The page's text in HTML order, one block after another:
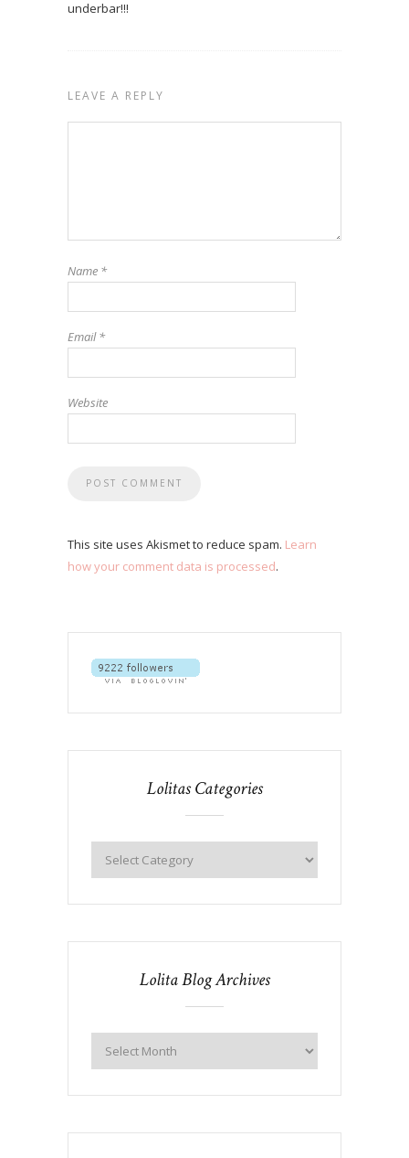
underbar!!!
LEAVE A REPLY
Name *
Email*
Website
This site uses Akismet to reduce spam. Learn
how your comment data is processed.
Lolitas Categories
Lolita Blog Archives